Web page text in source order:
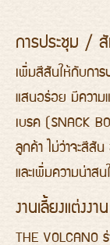
การประชุม /
เพิ่มสีสันให้กับการ
แสนอร่อย มีความ
เบรค (SNACK
ลูกค้า ไม่ว่าจะสีสั
และเพิ่มความน่าส
งานเลี้ยงแต่งงาน
THE